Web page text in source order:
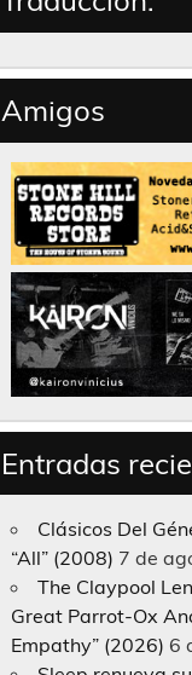
Amigos
Entradas
Clásicos Del
“All” (2008) 7 de
The Claypool
Great Parrot-Ox
Empathy” (2026) 6